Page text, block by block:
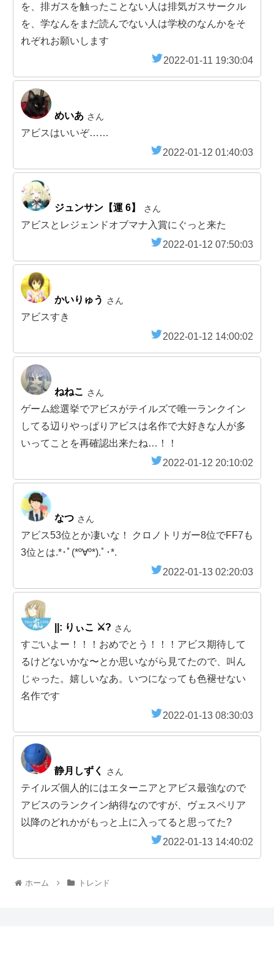
を、排ガスを触ったことない人は排気ガスサークル
を、学なんをまだ読んでない人は学校のなんかをそ
れぞれお願いします
2022-01-11 19:30:04
めいあ さん
アビスはいいぞ……
2022-01-12 01:40:03
ジュンサン【運 6】 さん
アビスとレジェンドオブマナ入賞にぐっと来た
2022-01-12 07:50:03
かいりゅう さん
アビスすき
2022-01-12 14:00:02
ねねこ さん
ゲーム総選挙でアビスがテイルズで唯一ランクイン
してる辺りやっぱりアビスは名作で大好きな人が多
いってことを再確認出来たね…！！
2022-01-12 20:10:02
なつ さん
アビス53位とか凄いな！ クロノトリガー8位でFF7も
3位とは.*･ﾟ(*º∀º*).ﾟ･*.
2022-01-13 02:20:03
||: りぃこ ⚔️? さん
すごいよー！！！おめでとう！！！アビス期待して
るけどないかな〜とか思いながら見てたので、叫ん
じゃった。嬉しいなあ。いつになっても色褪せない
名作です
2022-01-13 08:30:03
静月しずく さん
テイルズ個人的にはエターニアとアビス最強なので
アビスのランクイン納得なのですが、ヴェスペリア
以降のどれかがもっと上に入ってると思ってた?
2022-01-13 14:40:02
ホーム トレンド